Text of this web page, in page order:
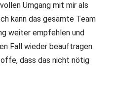
Umgang mit mir als
kann das gesamte Team
weiter empfehlen und
Fall wieder beauftragen.
dass das nicht nötig